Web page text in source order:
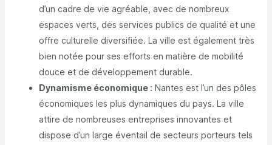
d’un cadre de vie agréable, avec de nombreux
espaces verts, des services publics de qualité et une
offre culturelle diversifiée. La ville est également très
bien notée pour ses efforts en matière de mobilité
douce et de développement durable.
Dynamisme économique : Nantes est l’un des pôles
économiques les plus dynamiques du pays. La ville
attire de nombreuses entreprises innovantes et
dispose d’un large éventail de secteurs porteurs tels